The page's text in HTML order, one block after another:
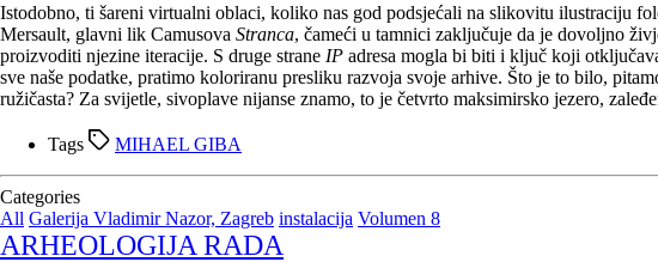
Istodobno, ti šareni virtualni oblaci, koliko nas god podsjećali na slikovitu ilustraciju
Mersault, glavni lik Camusova Stranca, čameći u tamnici zaključuje da je dovoljno
proizvoditi njezine iteracije. S druge strane IP adresa mogla bi biti i ključ koji
sve naše podatke, pratimo koloriranu presliku razvoja svoje arhive. Što je to bilo,
ružičasta? Za svijetle, sivoplave nijanse znamo, to je četvrto maksimirsko jezero,
Tags MIHAEL GIBA
Categories
All Galerija Vladimir Nazor, Zagreb instalacija Volumen 8
ARHEOLOGIJA RADA